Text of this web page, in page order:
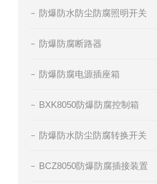
防爆防水防尘防腐照明开关
防爆防腐断路器
防爆防腐电源插座箱
BXK8050防爆防腐控制箱
防爆防水防尘防腐转换开关
BCZ8050防爆防腐插接装置